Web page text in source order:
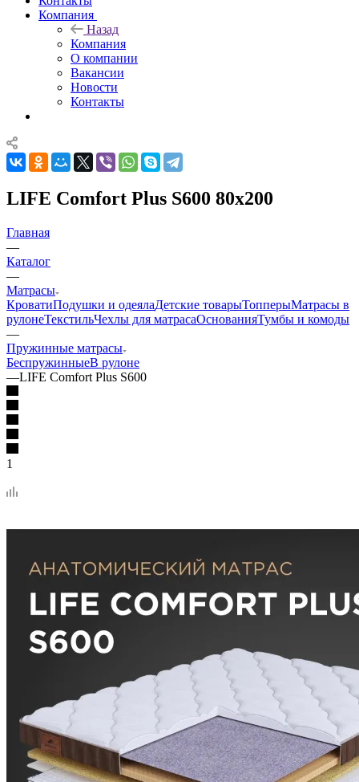
Компания
Назад
Компания
О компании
Вакансии
Новости
Контакты
LIFE Comfort Plus S600 80x200
Главная
—
Каталог
—
Матрасы
КроватиПодушки и одеялаДетские товарыТопперыМатрасы в
рулонеТекстильЧехлы для матрасаОснованияТумбы и комоды
—
Пружинные матрасы
БеспружинныеВ рулоне
—LIFE Comfort Plus S600
1